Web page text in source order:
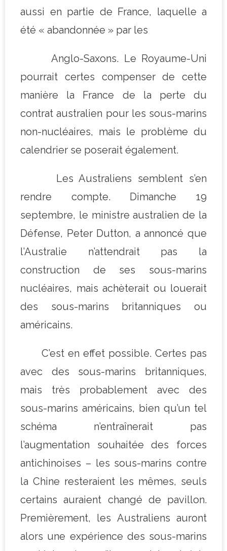
aussi en partie de France, laquelle a
été « abandonnée » par les
Anglo-Saxons. Le Royaume-Uni
pourrait certes compenser de cette
manière la France de la perte du
contrat australien pour les sous-marins
non-nucléaires, mais le problème du
calendrier se poserait également.
Les Australiens semblent s’en
rendre compte. Dimanche 19
septembre, le ministre australien de la
Défense, Peter Dutton, a annoncé que
l’Australie n’attendrait pas la
construction de ses sous-marins
nucléaires, mais achèterait ou louerait
des sous-marins britanniques ou
américains.
C’est en effet possible. Certes pas
avec des sous-marins britanniques,
mais très probablement avec des
sous-marins américains, bien qu’un tel
schéma n’entraînerait pas
l’augmentation souhaitée des forces
antichinoises – les sous-marins contre
la Chine resteraient les mêmes, seuls
certains auraient changé de pavillon.
Premièrement, les Australiens auront
alors une expérience des sous-marins